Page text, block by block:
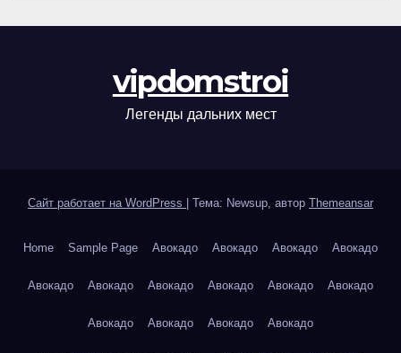
vipdomstroi
Легенды дальних мест
Сайт работает на WordPress Тема: Newsup, автор Themeansar
Home Sample Page Авокадо Авокадо Авокадо Авокадо
Авокадо Авокадо Авокадо Авокадо Авокадо Авокадо
Авокадо Авокадо Авокадо Авокадо